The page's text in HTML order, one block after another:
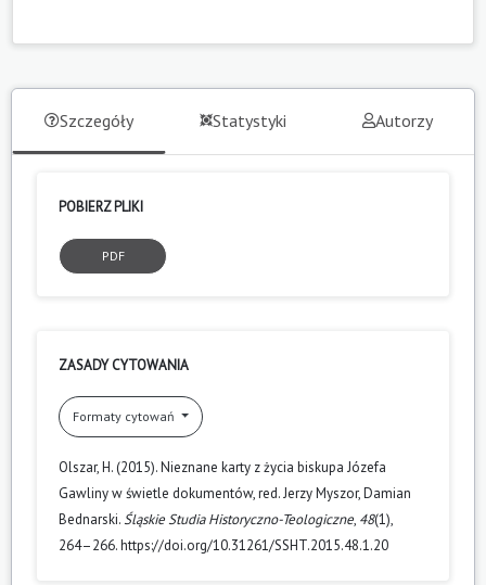
Szczegóły Statystyki Autorzy
POBIERZ PLIKI
PDF
ZASADY CYTOWANIA
Formaty cytowań
Olszar, H. (2015). Nieznane karty z życia biskupa Józefa
Gawliny w świetle dokumentów, red. Jerzy Myszor, Damian
Bednarski.Śląskie Studia Historyczno-Teologiczne, 48(1),
264–266. https://doi.org/10.31261/SSHT.2015.48.1.20